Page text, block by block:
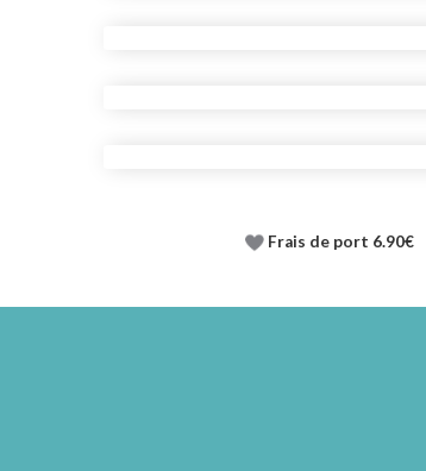
Frais de port 6.90€